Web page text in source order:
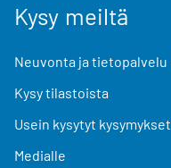
Kysy meiltä
Neuvonta ja tietopalvelu
Kysy tilastoista
Usein kysytyt kysymykset
Medialle